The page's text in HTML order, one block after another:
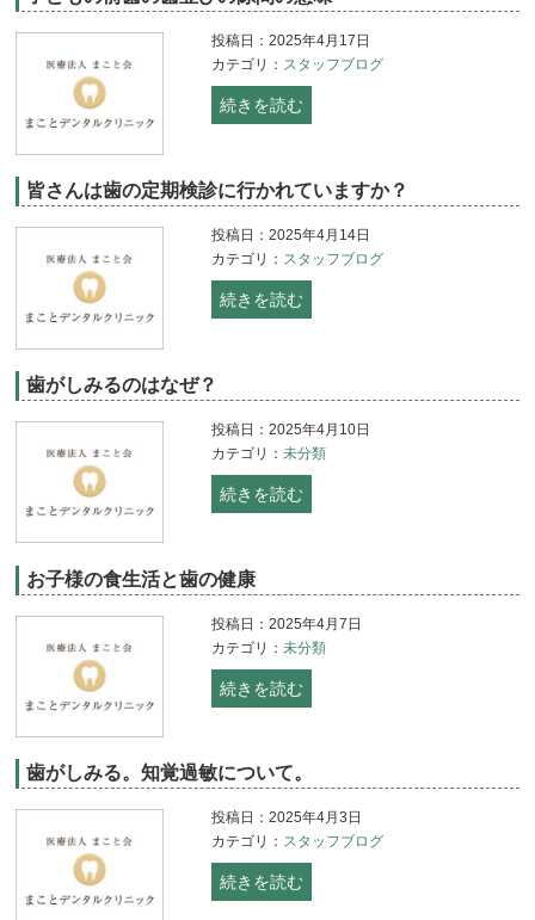
投稿日：2025年4月17日
カテゴリ： スタッフブログ
続きを読む
皆さんは歯の定期検診に行かれていますか？
投稿日：2025年4月14日
カテゴリ： スタッフブログ
続きを読む
歯がしみるのはなぜ？
投稿日：2025年4月10日
カテゴリ： 未分類
続きを読む
お子様の食生活と歯の健康
投稿日：2025年4月7日
カテゴリ： 未分類
続きを読む
歯がしみる。知覚過敏について。
投稿日：2025年4月3日
カテゴリ： スタッフブログ
続きを読む